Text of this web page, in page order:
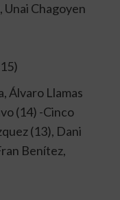
Unai Chagoyen
Álvaro Llamas
(14) -Cinco
(13), Dani
Benítez,